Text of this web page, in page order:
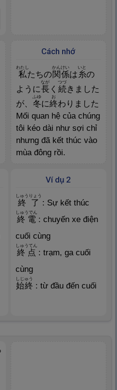
Cách nhớ
私
わたし
たちの関係
かんけい
は 糸
いと
の
ように長
なが
く 続
つづ
きました
が、 冬
ふゆ
に終
お
わりました
Mối quan hệ của chúng
tôi kéo dài như sợi chỉ
nhưng đã kết thúc vào
mùa đông rồi.
Ví dụ 2
終 了
しゅうりょう
: Sự kết thúc
終 電
しゅうでん
: chuyến xe điện
cuối cùng
終 点
しゅうてん
: trạm, ga cuối
cùng
始終
しじゅう
: từ đầu đến cuối